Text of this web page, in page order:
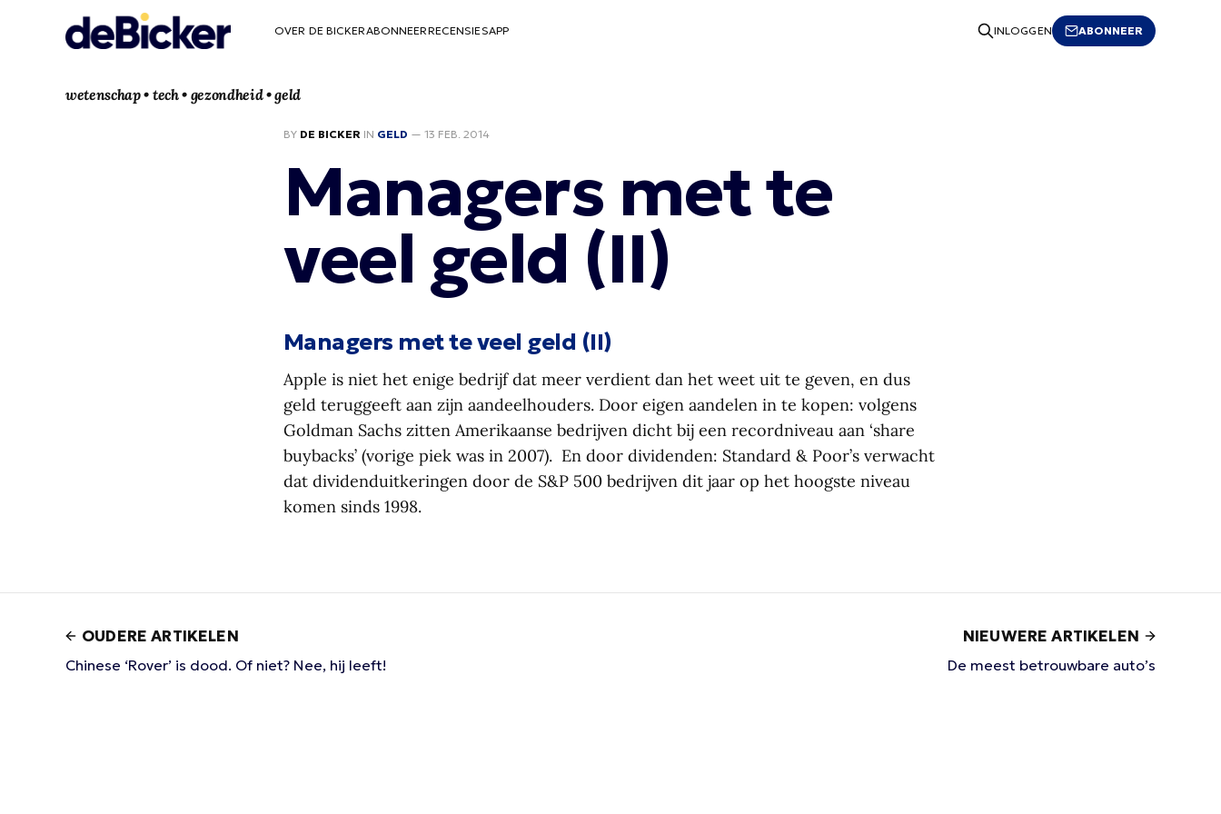
OVER DE BICKERABONNEERRECENSIESAPP INLOGGEN ABONNEER
wetenschap • tech • gezondheid • geld
BY DE BICKER IN GELD — 13 FEB. 2014
Managers met te
veel geld (II)
Managers met te veel geld (II)
Apple is niet het enige bedrijf dat meer verdient dan het weet uit te geven, en dus
geld teruggeeft aan zijn aandeelhouders. Door eigen aandelen in te kopen: volgens
Goldman Sachs zitten Amerikaanse bedrijven dicht bij een recordniveau aan ‘share
buybacks’ (vorige piek was in 2007). En door dividenden: Standard & Poor’s verwacht
dat dividenduitkeringen door de S&P 500 bedrijven dit jaar op het hoogste niveau
komen sinds 1998.
OUDERE ARTIKELEN
Chinese ‘Rover’ is dood. Of niet? Nee, hij leeft!
NIEUWERE ARTIKELEN
De meest betrouwbare auto’s